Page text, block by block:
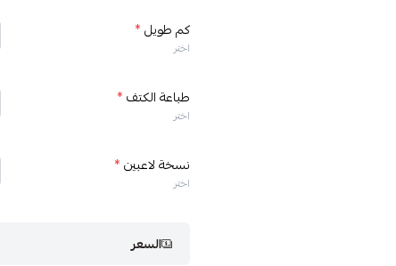
كم طويل*
اختر
طباعة الكتف*
اختر
نسخة لاعبين*
اختر
السعر